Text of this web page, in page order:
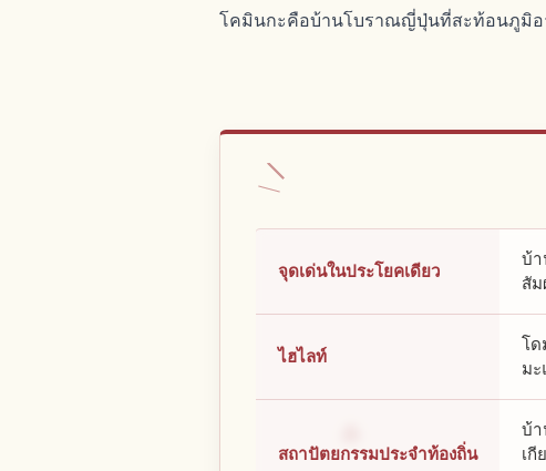
โคมินกะคือบ้านโบราณญี่ปุ่นที่สะท้อนภูมิอ
จุดเด่นในประโยคเดียว
บ้า
สั
ไฮไลท์
โด
ม
สถาปัตยกรรมประจำท้องถิ่น
บ้า
เ